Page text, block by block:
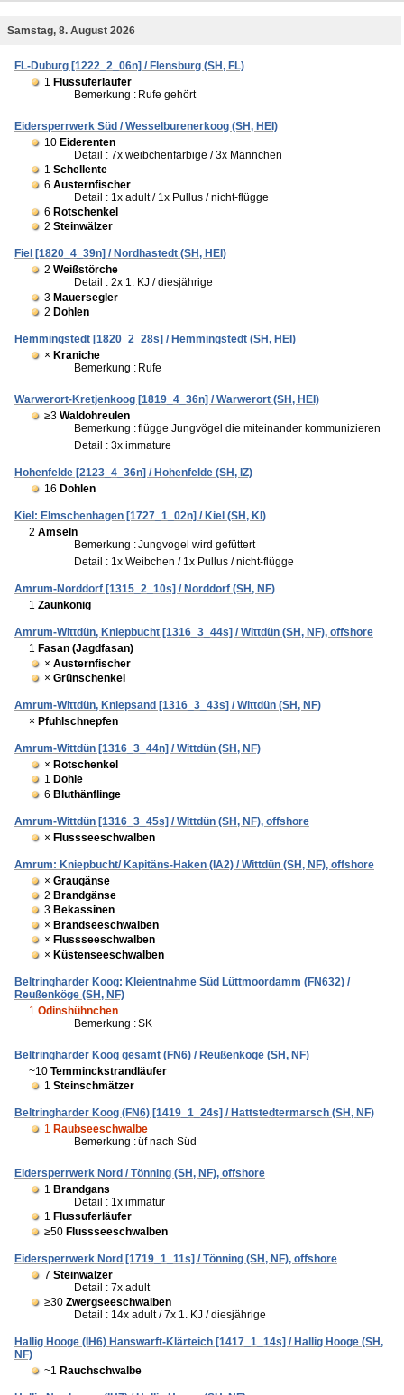
Samstag, 8. August 2026
FL-Duburg [1222_2_06n] / Flensburg (SH, FL)
1 Flussuferläufer
Bemerkung : Rufe gehört
Eidersperrwerk Süd / Wesselburenerkoog (SH, HEI)
10 Eiderenten
Detail : 7x weibchenfarbige / 3x Männchen
1 Schellente
6 Austernfischer
Detail : 1x adult / 1x Pullus / nicht-flügge
6 Rotschenkel
2 Steinwälzer
Fiel [1820_4_39n] / Nordhastedt (SH, HEI)
2 Weißstörche
Detail : 2x 1. KJ / diesjährige
3 Mauersegler
2 Dohlen
Hemmingstedt [1820_2_28s] / Hemmingstedt (SH, HEI)
× Kraniche
Bemerkung : Rufe
Warwerort-Kretjenkoog [1819_4_36n] / Warwerort (SH, HEI)
≥3 Waldohreulen
Bemerkung :flügge Jungvögel die miteinander kommunizieren
Detail : 3x immature
Hohenfelde [2123_4_36n] / Hohenfelde (SH, IZ)
16 Dohlen
Kiel: Elmschenhagen [1727_1_02n] / Kiel (SH, KI)
2 Amseln
Bemerkung :Jungvogel wird gefüttert
Detail : 1x Weibchen / 1x Pullus / nicht-flügge
Amrum-Norddorf [1315_2_10s] / Norddorf (SH, NF)
1 Zaunkönig
Amrum-Wittdün, Kniepbucht [1316_3_44s] / Wittdün (SH, NF), offshore
1 Fasan (Jagdfasan)
× Austernfischer
× Grünschenkel
Amrum-Wittdün, Kniepsand [1316_3_43s] / Wittdün (SH, NF)
× Pfuhlschnepfen
Amrum-Wittdün [1316_3_44n] / Wittdün (SH, NF)
× Rotschenkel
1 Dohle
6 Bluthänflinge
Amrum-Wittdün [1316_3_45s] / Wittdün (SH, NF), offshore
× Flussseeschwalben
Amrum: Kniepbucht/ Kapitäns-Haken (IA2) / Wittdün (SH, NF), offshore
× Graugänse
2 Brandgänse
3 Bekassinen
× Brandseeschwalben
× Flussseeschwalben
× Küstenseeschwalben
Beltringharder Koog: Kleientnahme Süd Lüttmoordamm (FN632) /
Reußenköge (SH, NF)
1 Odinshühnchen
Bemerkung :SK
Beltringharder Koog gesamt (FN6) / Reußenköge (SH, NF)
~10 Temminckstrandläufer
1 Steinschmätzer
Beltringharder Koog (FN6) [1419_1_24s] / Hattstedtermarsch (SH, NF)
1 Raubseeschwalbe
Bemerkung :üf nach Süd
Eidersperrwerk Nord / Tönning (SH, NF), offshore
1 Brandgans
Detail : 1x immatur
1 Flussuferläufer
≥50 Flussseeschwalben
Eidersperrwerk Nord [1719_1_11s] / Tönning (SH, NF), offshore
7 Steinwälzer
Detail : 7x adult
≥30 Zwergseeschwalben
Detail : 14x adult / 7x 1. KJ / diesjährige
Hallig Hooge (IH6) Hanswarft-Klärteich [1417_1_14s] / Hallig Hooge (SH,
NF)
~1 Rauchschwalbe